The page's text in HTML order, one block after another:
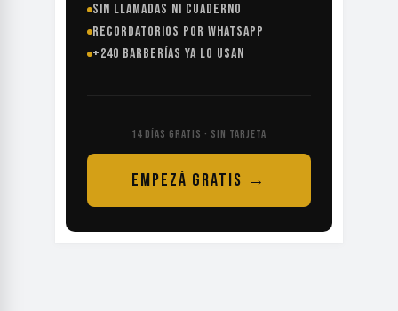
SIN LLAMADAS NI CUADERNO
RECORDATORIOS POR WHATSAPP
+240 BARBERÍAS YA LO USAN
14 DÍAS GRATIS · SIN TARJETA
EMPEZÁ GRATIS →